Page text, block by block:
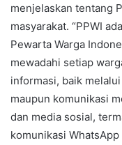
menjelaskan tentang
masyarakat. “PPWI
Pewarta Warga
mewadahi setiap
informasi, baik
maupun komunikasi
dan media sosial,
komunikasi